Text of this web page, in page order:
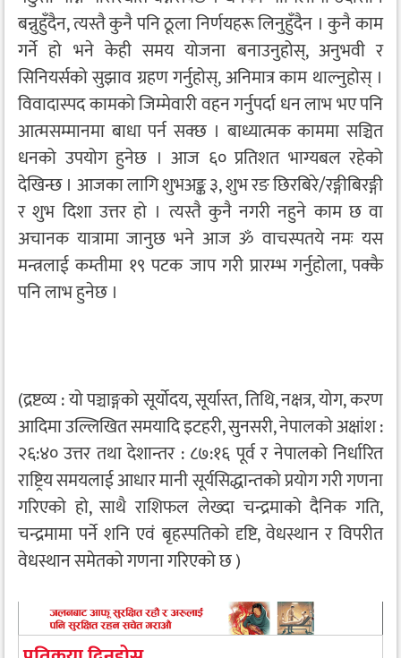
बन्नुहुँदैन, त्यस्तै कुनै पनि ठूला निर्णयहरू लिनुहुँदैन । कुनै काम
गर्ने हो भने केही समय योजना बनाउनुहोस्, अनुभवी र
सिनियर्सको सुझाव ग्रहण गर्नुहोस्, अनिमात्र काम थाल्नुहोस् ।
विवादास्पद कामको जिम्मेवारी वहन गर्नुपर्दा धन लाभ भए पनि
आत्मसम्मानमा बाधा पर्न सक्छ । बाध्यात्मक काममा सञ्चित
धनको उपयोग हुनेछ । आज ६० प्रतिशत भाग्यबल रहेको
देखिन्छ । आजका लागि शुभअङ्क ३, शुभ रङ छिरबिरे/रङ्गीबिरङ्गी
र शुभ दिशा उत्तर हो । त्यस्तै कुनै नगरी नहुने काम छ वा
अचानक यात्रामा जानुछ भने आज ॐ वाचस्पतये नमः यस
मन्त्रलाई कम्तीमा १९ पटक जाप गरी प्रारम्भ गर्नुहोला, पक्कै
पनि लाभ हुनेछ ।
(द्रष्टव्य : यो पञ्चाङ्गको सूर्योदय, सूर्यास्त, तिथि, नक्षत्र, योग, करण
आदिमा उल्लिखित समयादि इटहरी, सुनसरी, नेपालको अक्षांश :
२६:४० उत्तर तथा देशान्तर : ८७:१६ पूर्व र नेपालको निर्धारित
राष्ट्रिय समयलाई आधार मानी सूर्यसिद्धान्तको प्रयोग गरी गणना
गरिएको हो, साथै राशिफल लेख्दा चन्द्रमाको दैनिक गति,
चन्द्रमामा पर्ने शनि एवं बृहस्पतिको दृष्टि, वेधस्थान र विपरीत
वेधस्थान समेतको गणना गरिएको छ )